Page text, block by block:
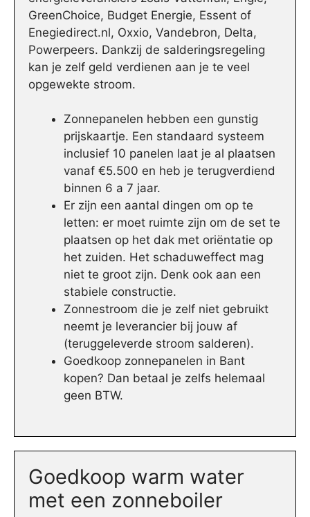
GreenChoice, Budget Energie, Essent of
Enegiedirect.nl, Oxxio, Vandebron, Delta,
Powerpeers. Dankzij de salderingsregeling
kan je zelf geld verdienen aan je te veel
opgewekte stroom.
Zonnepanelen hebben een gunstig
prijskaartje. Een standaard systeem
inclusief 10 panelen laat je al plaatsen
vanaf €5.500 en heb je terugverdiend
binnen 6 a 7 jaar.
Er zijn een aantal dingen om op te
letten: er moet ruimte zijn om de set te
plaatsen op het dak met oriëntatie op
het zuiden. Het schaduweffect mag
niet te groot zijn. Denk ook aan een
stabiele constructie.
Zonnestroom die je zelf niet gebruikt
neemt je leverancier bij jouw af
(teruggeleverde stroom salderen).
Goedkoop zonnepanelen in Bant
kopen? Dan betaal je zelfs helemaal
geen BTW.
Goedkoop warm water
met een zonneboiler